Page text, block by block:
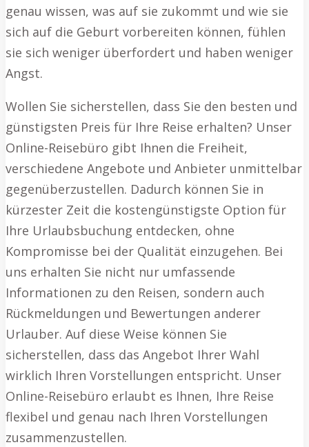
genau wissen, was auf sie zukommt und wie sie
sich auf die Geburt vorbereiten können, fühlen
sie sich weniger überfordert und haben weniger
Angst.
Wollen Sie sicherstellen, dass Sie den besten und
günstigsten Preis für Ihre Reise erhalten? Unser
Online-Reisebüro gibt Ihnen die Freiheit,
verschiedene Angebote und Anbieter unmittelbar
gegenüberzustellen. Dadurch können Sie in
kürzester Zeit die kostengünstigste Option für
Ihre Urlaubsbuchung entdecken, ohne
Kompromisse bei der Qualität einzugehen. Bei
uns erhalten Sie nicht nur umfassende
Informationen zu den Reisen, sondern auch
Rückmeldungen und Bewertungen anderer
Urlauber. Auf diese Weise können Sie
sicherstellen, dass das Angebot Ihrer Wahl
wirklich Ihren Vorstellungen entspricht. Unser
Online-Reisebüro erlaubt es Ihnen, Ihre Reise
flexibel und genau nach Ihren Vorstellungen
zusammenzustellen.